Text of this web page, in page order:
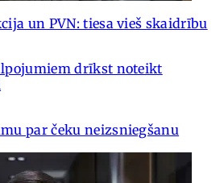
un PVN: tiesa vieš skaidrību
drīkst noteikt
par čeku neizsniegšanu